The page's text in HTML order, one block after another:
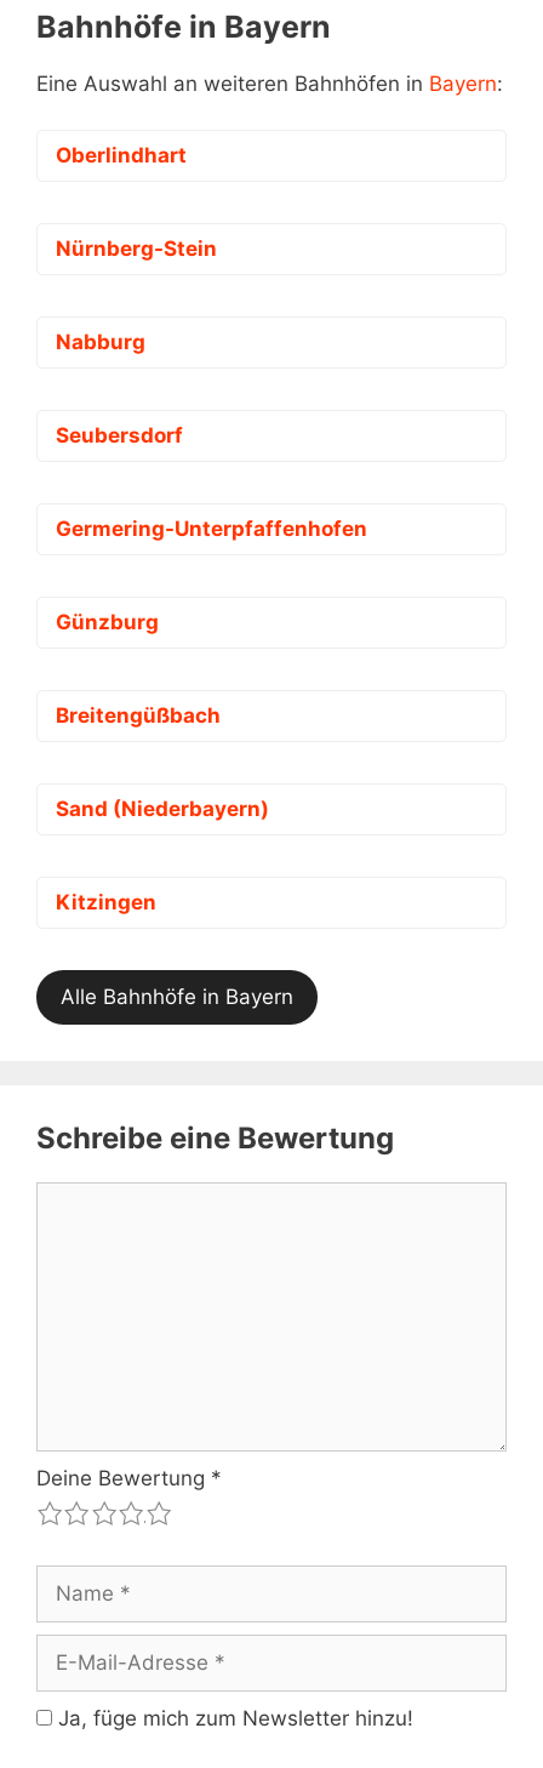
Bahnhöfe in Bayern
Eine Auswahl an weiteren Bahnhöfen in Bayern:
Oberlindhart
Nürnberg-Stein
Nabburg
Seubersdorf
Germering-Unterpfaffenhofen
Günzburg
Breitengüßbach
Sand (Niederbayern)
Kitzingen
Alle Bahnhöfe in Bayern
Schreibe eine Bewertung
Deine Bewertung *
4
3
2
1
Mail-
Adresse
Ja, füge mich zum Newsletter hinzu!